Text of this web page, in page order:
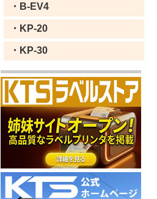
・B-EV4
・KP-20
・KP-30